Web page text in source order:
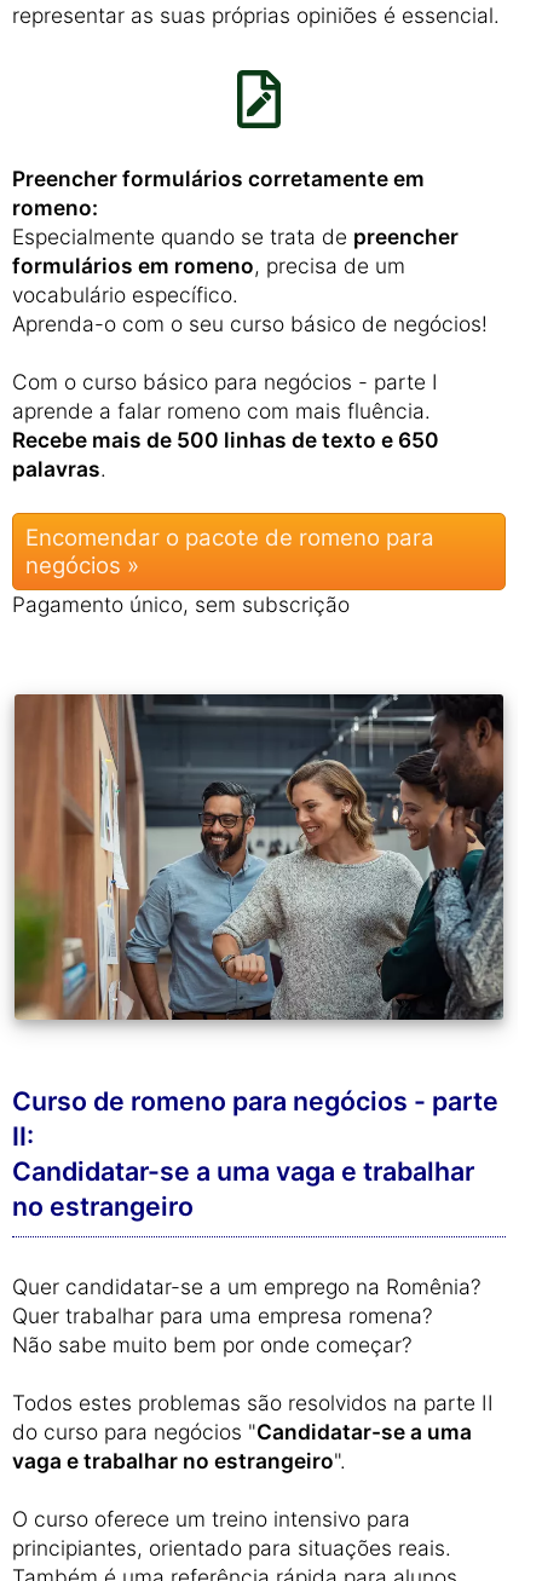
representar as suas próprias opiniões é essencial.
Preencher formulários corretamente em
romeno:
Especialmente quando se trata de preencher
formulários em romeno, precisa de um
vocabulário específico.
Aprenda-o com o seu curso básico de negócios!
Com o curso básico para negócios - parte I
aprende a falar romeno com mais fluência.
Recebe mais de 500 linhas de texto e 650
palavras.
Encomendar o pacote de romeno para
negócios »
Pagamento único, sem subscrição
Curso de romeno para negócios - parte
II:
Candidatar-se a uma vaga e trabalhar
no estrangeiro
Quer candidatar-se a um emprego na Romênia?
Quer trabalhar para uma empresa romena?
Não sabe muito bem por onde começar?
Todos estes problemas são resolvidos na parte II
do curso para negócios "Candidatar-se a uma
vaga e trabalhar no estrangeiro".
O curso oferece um treino intensivo para
principiantes, orientado para situações reais.